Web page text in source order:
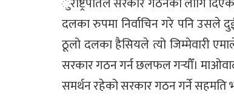
दलका रुपमा निर्वाचिन गरे पनि उसले
ठूलो दलका हैसियले त्यो जिम्मेवारी
सरकार गठन गर्न छलफल गर्‍यौँ।
समर्थन रहेको सरकार गठन गर्ने